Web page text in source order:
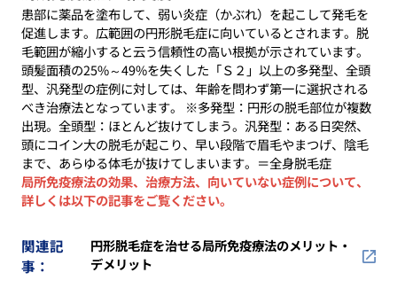
患部に薬品を塗布して、弱い炎症（かぶれ）を起こして発毛を
促進します。広範囲の円形脱毛症に向いているとされます。脱
毛範囲が縮小すると云う信頼性の高い根拠が示されています。
頭髪面積の25%～49%を失くした「Ｓ２」以上の多発型、全頭
型、汎発型の症例に対しては、年齢を問わず第一に選択される
べき治療法となっています。 ※多発型：円形の脱毛部位が複数
出現。全頭型：ほとんど抜けてしまう。汎発型：ある日突然、
頭にコイン大の脱毛が起こり、早い段階で眉毛やまつげ、陰毛
まで、あらゆる体毛が抜けてしまいます。＝全身脱毛症
局所免疫療法の効果、治療方法、向いていない症例について、
詳しくは以下の記事をご覧ください。
関連記
事：
円形脱毛症を治せる局所免疫療法のメリット・
デメリット